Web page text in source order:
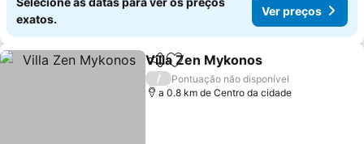
exatos.
Ver preços
PartilharAdicionar aos favoritos
Villa Zen Mykonos
/
Pontuação não disponível
a 0.8 km de Centro da cidade